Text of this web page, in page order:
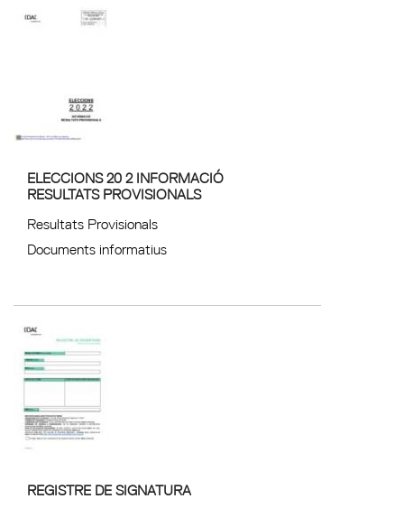
ELECCIONS 20 2 INFORMACIÓ
RESULTATS PROVISIONALS
Resultats Provisionals
Documents informatius
REGISTRE DE SIGNATURA